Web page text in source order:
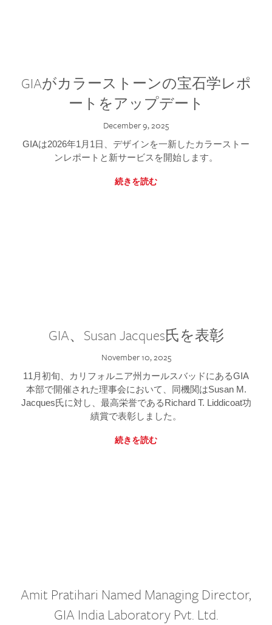
GIAがカラーストーンの宝石学レポ
ートをアップデート
December 9, 2025
GIAは2026年1月1日、デザインを一新したカラーストー
ンレポートと新サービスを開始します。
続きを読む
GIA、Susan Jacques氏を表彰
November 10, 2025
11月初旬、カリフォルニア州カールスバッドにあるGIA
本部で開催された理事会において、同機関はSusan M.
Jacques氏に対し、最高栄誉であるRichard T. Liddicoat功
績賞で表彰しました。
続きを読む
Amit Pratihari Named Managing Director,
GIA India Laboratory Pvt. Ltd.